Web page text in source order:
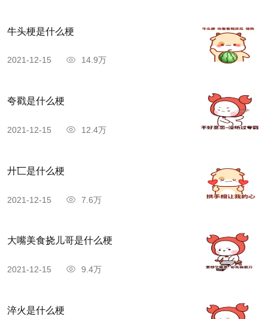
牛头梗是什么梗
2021-12-15 14.9万
夸戳是什么梗
2021-12-15 12.4万
廾匸是什么梗
2021-12-15 7.6万
大嘴美食挠儿哥是什么梗
2021-12-15 9.4万
淬火是什么梗